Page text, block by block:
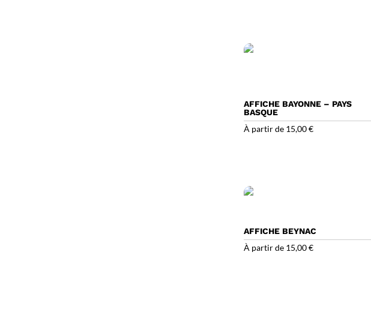
AFFICHE BAYONNE – PAYS
BASQUE
À partir de 15,00€
AFFICHE BEYNAC
À partir de 15,00€